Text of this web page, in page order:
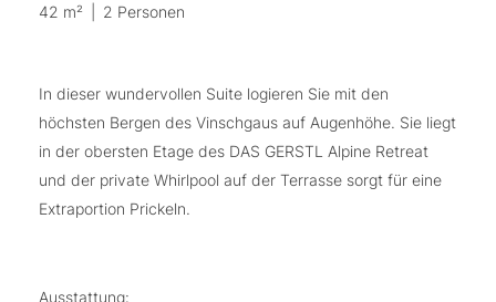
42 m² 2 Personen
In dieser wundervollen Suite logieren Sie mit den
höchsten Bergen des Vinschgaus auf Augenhöhe. Sie liegt
in der obersten Etage des DAS GERSTL Alpine Retreat
und der private Whirlpool auf der Terrasse sorgt für eine
Extraportion Prickeln.
Ausstattung: